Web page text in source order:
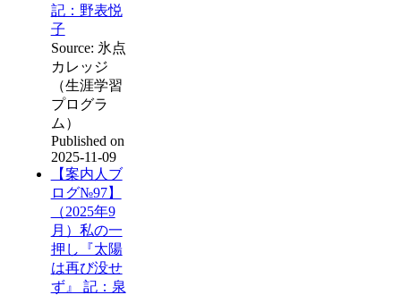
記：野表悦
子
Source: 氷点
カレッジ
（生涯学習
プログラ
ム）
Published on
2025-11-09
【案内人ブ
ログ№97】
（2025年9
月）私の一
押し『太陽
は再び没せ
ず』 記：泉